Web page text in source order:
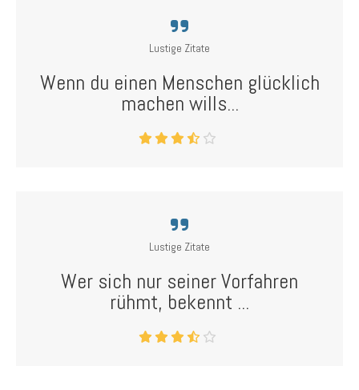
Lustige Zitate
Wenn du einen Menschen glücklich
machen wills...
Lustige Zitate
Wer sich nur seiner Vorfahren
rühmt, bekennt ...